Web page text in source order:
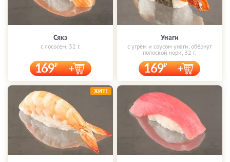
Сякэ
с лососем, 32 г.
169
Унаги
с угрём и соусом унаги, обёрнут
полоской нори, 32 г.
169
ХИТ!